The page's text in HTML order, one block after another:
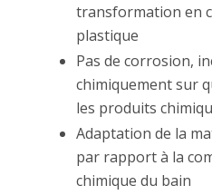
transformation en
plastique
Pas de corrosion,
chimiquement sur
les produits
Adaptation de la
par rapport à la
chimique du bain